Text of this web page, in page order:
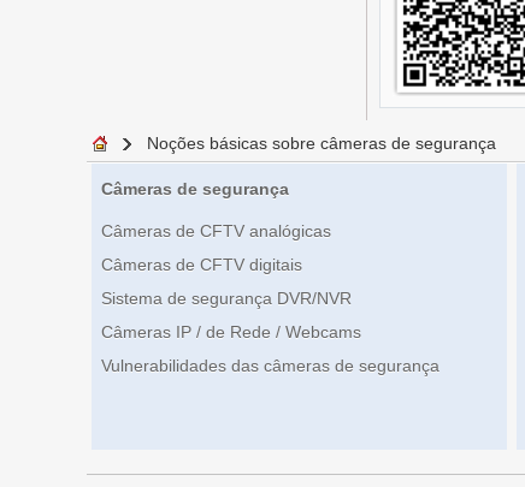
Noções básicas sobre câmeras de segurança
Câmeras de segurança
Câmeras de CFTV analógicas
Câmeras de CFTV digitais
Sistema de segurança DVR/NVR
Câmeras IP / de Rede / Webcams
Vulnerabilidades das câmeras de segurança